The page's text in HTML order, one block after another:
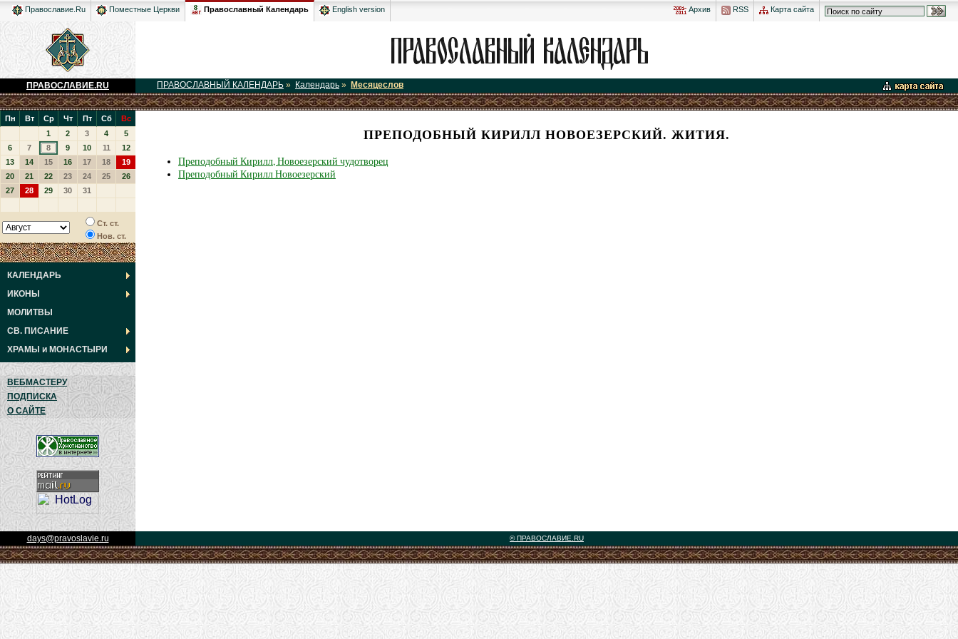
Архив RSS Карта сайта
Православие.Ru Поместные Церкви Православный Календарь English version
ПРАВОСЛАВИЕ.RU ПРАВОСЛАВНЫЙ КАЛЕНДАРЬ » Календарь » Месяцеслов
Пн Вт Ср Чт Пт Сб
Вс
1
2 3 4
5
6
7 8 9 10 11
12
13
14 15 16 17 18
19
20
21 22 23 24 25
26
27
28 29 30 31
Ст. ст.
Нов. ст.
КАЛЕНДАРЬ
ИКОНЫ
МОЛИТВЫ
СВ. ПИСАНИЕ
ХРАМЫ и МОНАСТЫРИ
ВЕБМАСТЕРУ
ПОДПИСКА
О САЙТЕ
ПРЕПОДОБНЫЙ КИРИЛЛ НОВОЕЗЕРСКИЙ. ЖИТИЯ.
Преподобный Кирилл, Новоезерский чудотворец
Преподобный Кирилл Новоезерский
days@pravoslavie.ru © ПРАВОСЛАВИЕ.RU